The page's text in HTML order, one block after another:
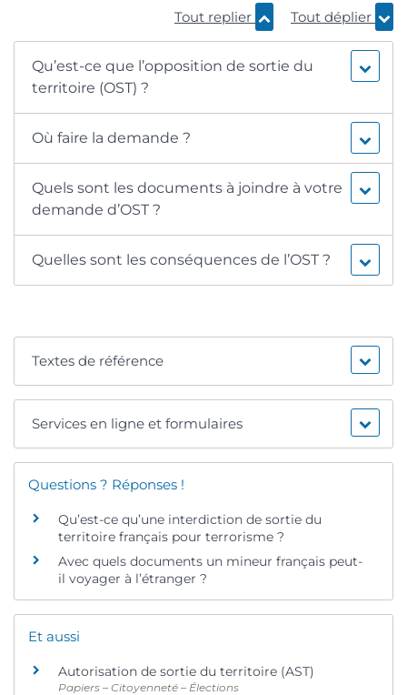
Tout replier Tout déplier
Qu’est-ce que l’opposition de sortie du
territoire (OST) ?
Où faire la demande ?
Quels sont les documents à joindre à votre
demande d’OST ?
Quelles sont les conséquences de l’OST ?
Textes de référence
Services en ligne et formulaires
Questions ? Réponses !
Qu’est-ce qu’une interdiction de sortie du
territoire français pour terrorisme ?
Avec quels documents un mineur français peut-
il voyager à l’étranger ?
Et aussi
Autorisation de sortie du territoire (AST)
Papiers – Citoyenneté – Élections